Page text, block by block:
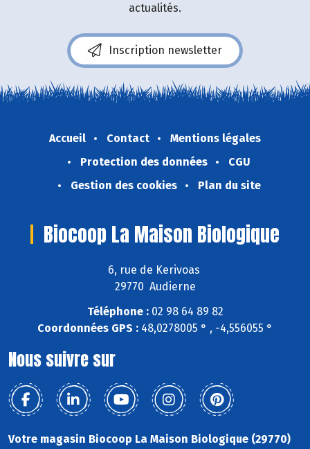
actualités.
Inscription newsletter
Accueil Contact
Mentions légales
Protection des données
CGU
Gestion des cookies
Plan du site
Biocoop La Maison Biologique
6, rue de Kerivoas
29770 Audierne
Téléphone :02 98 64 89 82
Coordonnées GPS : 48,0278005 ° , -4,556055 °
Nous suivre sur
Votre magasin Biocoop La Maison Biologique (29770)